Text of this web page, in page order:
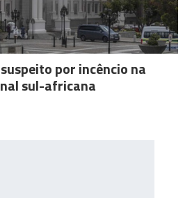
por incêncio na
sul-africana